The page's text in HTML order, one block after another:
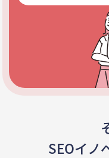
SEOイノ